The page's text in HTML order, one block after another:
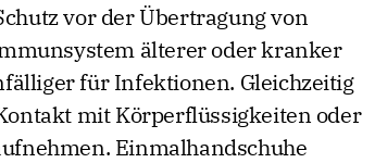
vor der Übertragung von
älterer oder kranker
für Infektionen. Gleichzeitig
mit Körperflüssigkeiten oder
Einmalhandschuhe